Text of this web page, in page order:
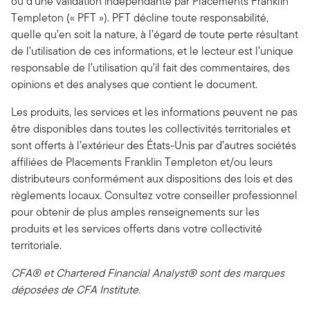
Templeton (« PFT »). PFT décline toute responsabilité,
quelle qu’en soit la nature, à l’égard de toute perte résultant
de l’utilisation de ces informations, et le lecteur est l’unique
responsable de l’utilisation qu’il fait des commentaires, des
opinions et des analyses que contient le document.
Les produits, les services et les informations peuvent ne pas
être disponibles dans toutes les collectivités territoriales et
sont offerts à l’extérieur des États-Unis par d’autres sociétés
affiliées de Placements Franklin Templeton et/ou leurs
distributeurs conformément aux dispositions des lois et des
règlements locaux. Consultez votre conseiller professionnel
pour obtenir de plus amples renseignements sur les
produits et les services offerts dans votre collectivité
territoriale.
CFA® et Chartered Financial Analyst® sont des marques
déposées de CFA Institute.